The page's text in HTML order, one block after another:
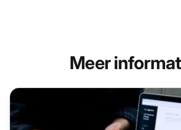
Meer
Controlelijst voor klantenserviceaudit